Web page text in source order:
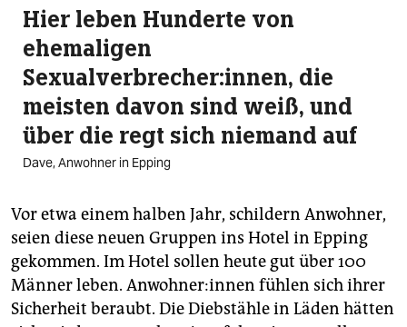
Hier leben Hunderte von
ehemaligen
Sexualverbrecher:innen, die
meisten davon sind weiß, und
über die regt sich niemand auf
Dave, Anwohner in Epping
Vor etwa einem halben Jahr, schildern Anwohner,
seien diese neuen Gruppen ins Hotel in Epping
gekommen. Im Hotel sollen heute gut über 100
Männer leben. An­woh­ne­r:in­nen fühlen sich ihrer
Sicherheit beraubt. Die Diebstähle in Läden hätten